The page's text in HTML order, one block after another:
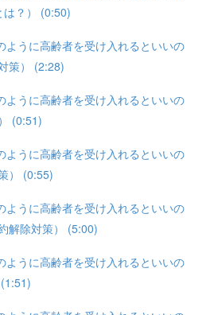
は？） (0:50)
うに高齢者を受け入れるといいの
策） (2:28)
うに高齢者を受け入れるといいの
(0:51)
うに高齢者を受け入れるといいの
） (0:55)
うに高齢者を受け入れるといいの
解除対策） (5:00)
うに高齢者を受け入れるといいの